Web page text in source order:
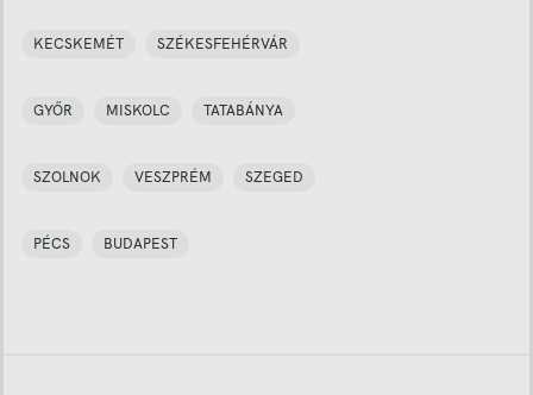
KECSKEMÉT SZÉKESFEHÉRVÁR
GYŐR MISKOLC TATABÁNYA
SZOLNOK VESZPRÉM SZEGED
PÉCS BUDAPEST